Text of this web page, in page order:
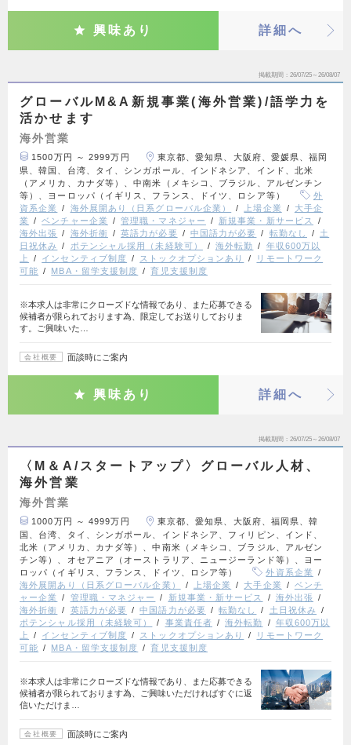
興味あり 詳細へ
掲載期間 26/07/25～26/08/07
グローバルM&A新規事業(海外営業)/語学力を
活かせます
海外営業
1500万円 ～ 2999万円
東京都、愛知県、大阪府、愛媛県、福岡
県、韓国、台湾、タイ、シンガポール、インドネシア、インド、北米
（アメリカ、カナダ等）、中南米（メキシコ、ブラジル、アルゼンチン
等）、ヨーロッパ（イギリス、フランス、ドイツ、ロシア等）
外
資系企業
海外展開あり（日系グローバル企業） 上場企業
大手企
業
ベンチャー企業 管理職・マネジャー
新規事業・新サービス
海外出張
海外折衝 英語力が必要 中国語力が必要 転勤なし
土
日祝休み
ポテンシャル採用（未経験可） 海外転勤
年収600万以
上
インセンティブ制度 ストックオプションあり
リモートワーク
可能
MBA・留学支援制度 育児支援制度
※本求人は非常にクローズドな情報であり、また応募できる
候補者が限られております為、限定してお送りしておりま
す。ご興味いた…
会社概要 面談時にご案内
興味あり 詳細へ
掲載期間 26/07/25～26/08/07
〈M＆A/スタートアップ〉グローバル人材、
海外営業
海外営業
1000万円 ～ 4999万円
東京都、愛知県、大阪府、福岡県、韓
国、台湾、タイ、シンガポール、インドネシア、フィリピン、インド、
北米（アメリカ、カナダ等）、中南米（メキシコ、ブラジル、アルゼン
チン等）、オセアニア（オーストラリア、ニュージーランド等）、ヨー
ロッパ（イギリス、フランス、ドイツ、ロシア等）
外資系企業
海外展開あり（日系グローバル企業）
上場企業 大手企業
ベンチ
ャー企業
管理職・マネジャー 新規事業・新サービス
海外出張
海外折衝
英語力が必要 中国語力が必要 転勤なし
土日祝休み
ポテンシャル採用（未経験可）
事業責任者 海外転勤
年収600万以
上
インセンティブ制度 ストックオプションあり
リモートワーク
可能
MBA・留学支援制度 育児支援制度
※本求人は非常にクローズドな情報であり、また応募できる
候補者が限られております為、ご興味いただければすぐに返
信いただけま…
会社概要 面談時にご案内